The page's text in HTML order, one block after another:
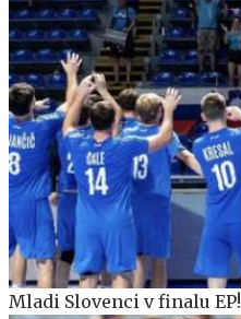
Mladi Slovenci v finalu EP!